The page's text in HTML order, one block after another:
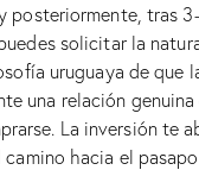
posteriormente, tras
solicitar la
uruguaya de que
una relación genuina
La inversión te
hacia el